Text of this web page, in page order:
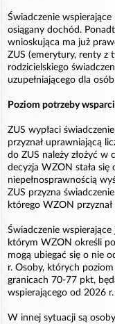
Świadczenie wspierające
osiągany dochód.
wnioskująca ma już
ZUS (emerytury, renty z
rodzicielskiego
uzupełniającego dla
Poziom potrzeby
ZUS wypłaci
przyznał uprawniającą
do ZUS należy złożyć w
decyzja WZON stała się
niepełnosprawnością
ZUS przyzna
którego WZON
Świadczenie
którym WZON określi
mogą ubiegać się o nie
r. Osoby, których
granicach 70-77 pkt,
wspierającego od 2026 r.
W innej sytuacji są